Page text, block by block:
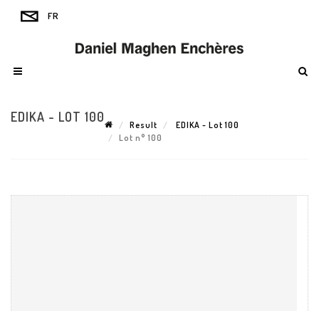
EDIKA - LOT 100
Result
EDIKA - Lot 100
Lot n° 100